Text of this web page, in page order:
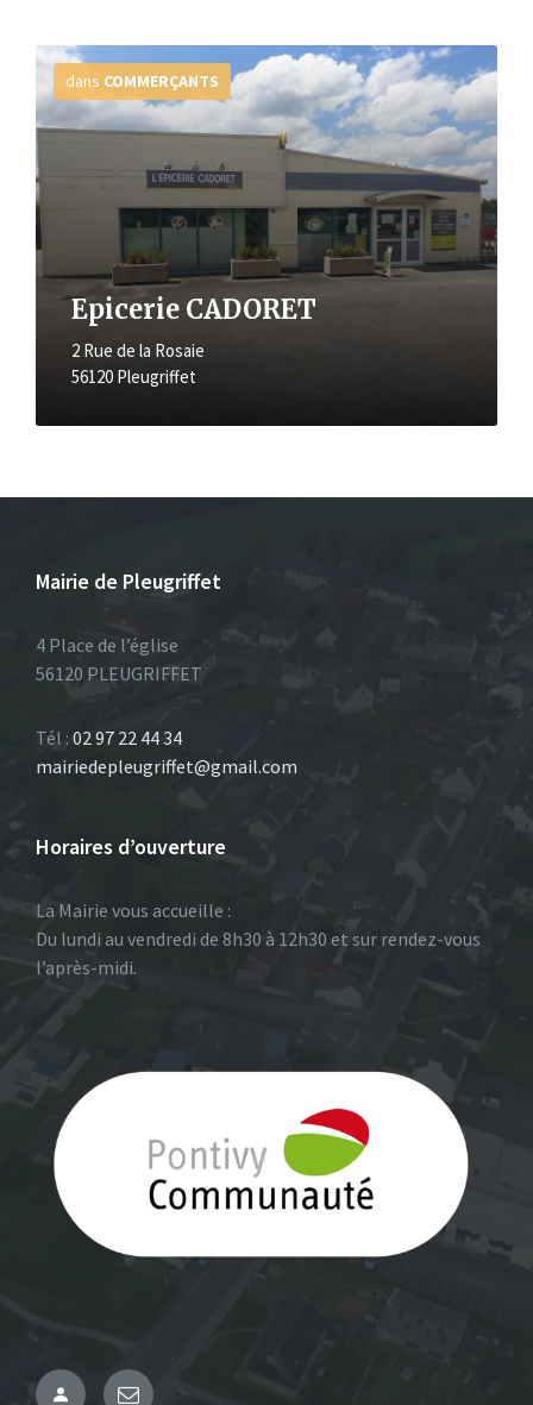
Epicerie CADORET
2 Rue de la Rosaie
56120 Pleugriffet
dans COMMERÇANTS
Plus
d'infos
Mairie de Pleugriffet
4 Place de l’église
56120 PLEUGRIFFET
Tél : 02 97 22 44 34
mairiedepleugriffet@gmail.com
Horaires d’ouverture
La Mairie vous accueille :
Du lundi au vendredi de 8h30 à 12h30 et sur rendez-vous
l’après-midi.
Administration
Email